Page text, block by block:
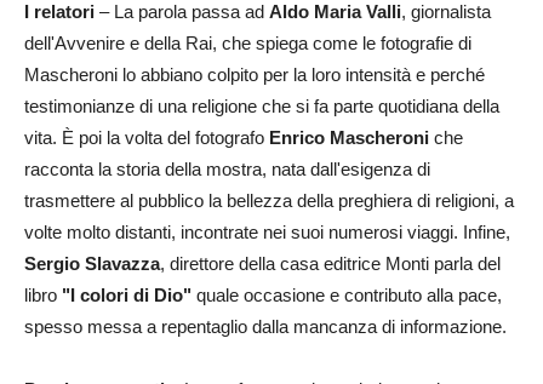
I relatori – La parola passa ad Aldo Maria Valli, giornalista
dell'Avvenire e della Rai, che spiega come le fotografie di
Mascheroni lo abbiano colpito per la loro intensità e perché
testimonianze di una religione che si fa parte quotidiana della
vita. È poi la volta del fotografo Enrico Mascheroni che
racconta la storia della mostra, nata dall'esigenza di
trasmettere al pubblico la bellezza della preghiera di religioni, a
volte molto distanti, incontrate nei suoi numerosi viaggi. Infine,
Sergio Slavazza, direttore della casa editrice Monti parla del
libro "I colori di Dio" quale occasione e contributo alla pace,
spesso messa a repentaglio dalla mancanza di informazione.